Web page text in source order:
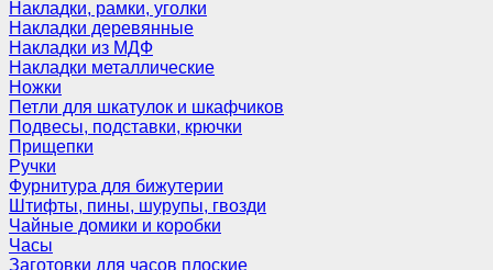
Накладки, рамки, уголки
Накладки деревянные
Накладки из МДФ
Накладки металлические
Ножки
Петли для шкатулок и шкафчиков
Подвесы, подставки, крючки
Прищепки
Ручки
Фурнитура для бижутерии
Штифты, пины, шурупы, гвозди
Чайные домики и коробки
Часы
Заготовки для часов плоские